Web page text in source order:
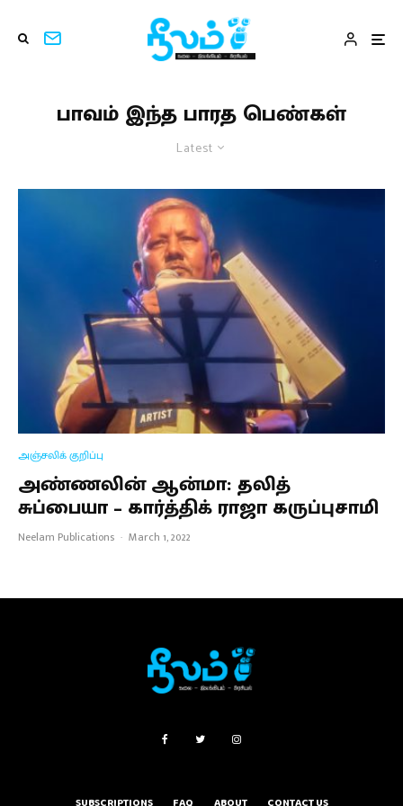
பாவம் இந்த பாரத பெண்கள்
Latest
அஞ்சலிக் குறிப்பு
அண்ணலின் ஆன்மா: தலித்
சுப்பையா – கார்த்திக் ராஜா கருப்புசாமி
Neelam Publications · March 1, 2022